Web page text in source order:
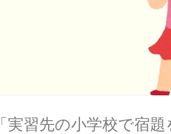
「実習先の小学校で宿